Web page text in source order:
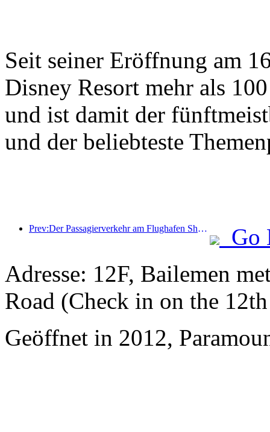
Seit seiner Eröffnung am
Disney Resort mehr als
und ist damit der
und der beliebteste
Prev:Der Passagierverkehr am Flughafen Shenzhen hat in diesem Jahr die Marke von 3 Millionen überschritten und damit einen neuen Rekord für den gleichen Zeitraum aufgestellt.
Go
Adresse: 12F, Bailemen
Road (Check in on the
Geöffnet in 2012,